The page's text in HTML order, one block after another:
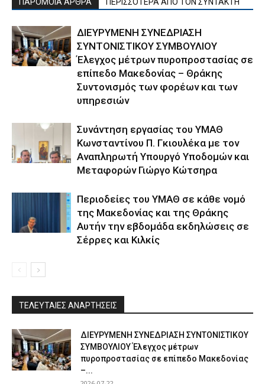
ΔΙΕΥΡΥΜΕΝΗ ΣΥΝΕΔΡΙΑΣΗ
ΣΥΝΤΟΝΙΣΤΙΚΟΥ ΣΥΜΒΟΥΛΙΟΥ
Έλεγχος μέτρων πυροπροστασίας σε
επίπεδο Μακεδονίας – Θράκης
Συντονισμός των φορέων και των
υπηρεσιών
Συνάντηση εργασίας του ΥΜΑΘ
Κωνσταντίνου Π. Γκιουλέκα με τον
Αναπληρωτή Υπουργό Υποδομών και
Μεταφορών Γιώργο Κώτσηρα
Περιοδείες του ΥΜΑΘ σε κάθε νομό
της Μακεδονίας και της Θράκης
Αυτήν την εβδομάδα εκδηλώσεις σε
Σέρρες και Κιλκίς
ΤΕΛΕΥΤΑΙΕΣ ΑΝΑΡΤΗΣΕΙΣ
ΔΙΕΥΡΥΜΕΝΗ ΣΥΝΕΔΡΙΑΣΗ ΣΥΝΤΟΝΙΣΤΙΚΟΥ
ΣΥΜΒΟΥΛΙΟΥ Έλεγχος μέτρων
πυροπροστασίας σε επίπεδο Μακεδονίας
–...